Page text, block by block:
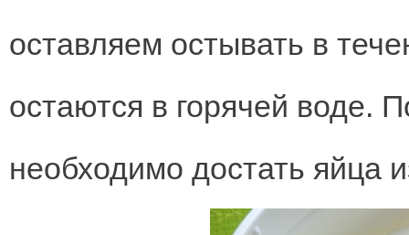
оставляем остывать в
остаются в горячей воде.
необходимо достать яйца